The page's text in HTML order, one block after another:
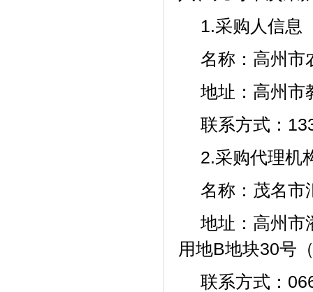
1.采购人信息
名称：高州
地址： 高州市
联系方式：
2.采购代理机
名称：茂名
地址：高州市
用地B地块30号
联系方式：